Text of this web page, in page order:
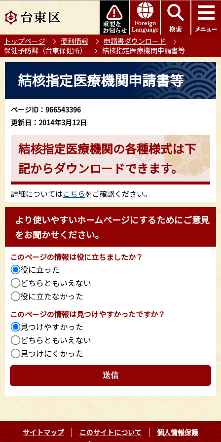
の
ー
ジ
このページの本文へ移動
トップページ 便利情報
申請書ダウンロード
保健予防課（台東保健所）
結核指定医療機関申請書等
か
結核指定医療機関申請書等
ページID：966543396
更新日：2014年3月12日
結核指定医療機関の各種様式は下
記からダウンロードできます。
詳細についてはこちらをご確認ください。
より使いやすいホームページにするためにご意見
をお聞かせください。
このページの情報は役に立ちましたか？
役に立った
どちらともいえない
役に立たなかった
このページの情報は見つけやすかったですか？
見つけやすかった
どちらともいえない
見つけにくかった
サイトマップ このサイトについて
個人情報保護